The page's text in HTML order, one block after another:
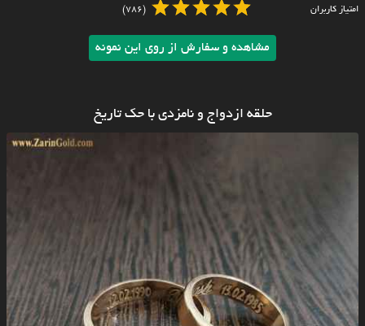
امتیاز کاربران (786)
مشاهده و سفارش از روی این نمونه
حلقه ازدواج و نامزدی با حک تاریخ